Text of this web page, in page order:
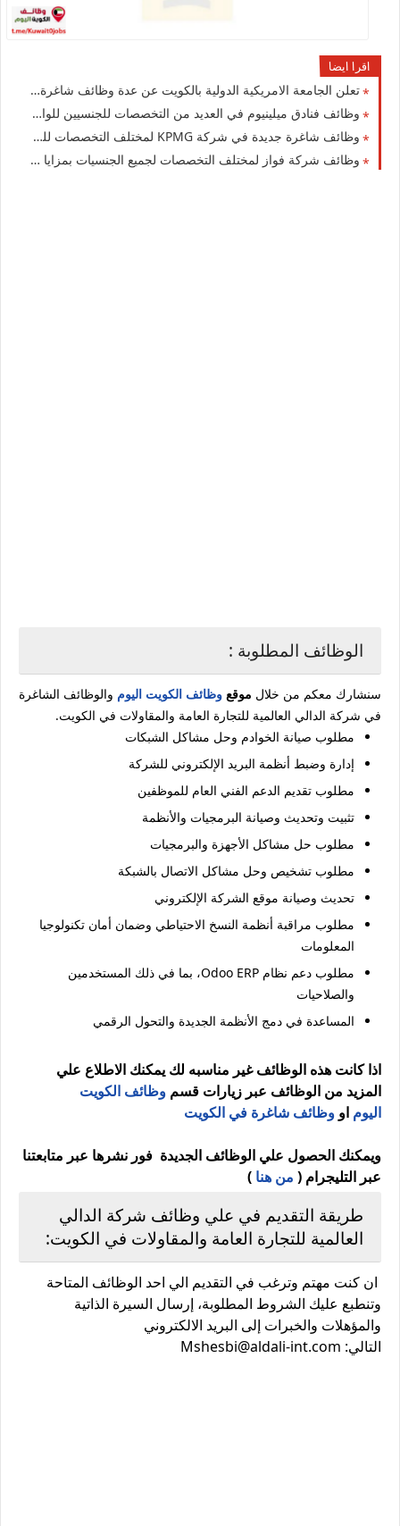
اقرا ايضا
تعلن الجامعة الامريكية الدولية بالكويت عن عدة وظائف شاغرة جديدة لجميع الجنسيات
وظائف فنادق ميلينيوم في العديد من التخصصات للجنسيين للوافدين والمقيمين في الكويت
وظائف شاغرة جديدة في شركة ‏KPMG لمختلف التخصصات للجنسيين للوافدين والمقيمين في الكويت
وظائف شركة فواز لمختلف التخصصات لجميع الجنسيات بمزايا ورواتب عالية بالكويت
الوظائف المطلوبة :
سنشارك معكم من خلال موقع وظائف الكويت اليوم والوظائف الشاغرة
في شركة الدالي العالمية للتجارة العامة والمقاولات في الكويت.
مطلوب صيانة الخوادم وحل مشاكل الشبكات
إدارة وضبط أنظمة البريد الإلكتروني للشركة
مطلوب تقديم الدعم الفني العام للموظفين
تثبيت وتحديث وصيانة البرمجيات والأنظمة
مطلوب حل مشاكل الأجهزة والبرمجيات
مطلوب تشخيص وحل مشاكل الاتصال بالشبكة
تحديث وصيانة موقع الشركة الإلكتروني
مطلوب مراقبة أنظمة النسخ الاحتياطي وضمان أمان تكنولوجيا
المعلومات
مطلوب دعم نظام Odoo ERP، بما في ذلك المستخدمين
والصلاحيات
المساعدة في دمج الأنظمة الجديدة والتحول الرقمي
اذا كانت هذه الوظائف غير مناسبه لك يمكنك الاطلاع علي
المزيد من الوظائف عبر زيارات قسم وظائف الكويت
اليوم او وظائف شاغرة في الكويت
ويمكنك الحصول علي الوظائف الجديدة فور نشرها عبر متابعتنا
عبر التليجرام ( من هنا )
طريقة التقديم في علي وظائف شركة الدالي
العالمية للتجارة العامة والمقاولات في الكويت:
ان كنت مهتم وترغب في التقديم الي احد الوظائف المتاحة
وتنطبع عليك الشروط المطلوبة، إرسال السيرة الذاتية
والمؤهلات والخبرات إلى البريد الالكتروني
التالي: Mshesbi@aldali-int.com